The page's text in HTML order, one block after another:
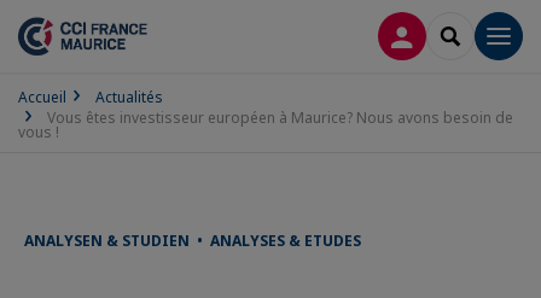
CONNEXION
Accueil
Actualités
Vous êtes investisseur européen à Maurice? Nous avons besoin de
vous !
ANALYSEN & STUDIEN • ANALYSES & ETUDES